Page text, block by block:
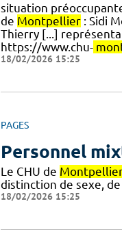
situation
de Montpellier: Sidi
Thierry [...]
https://www.chu-
18/02/2026 15:25
PAGES
Personnel
Le CHU de
distinction de sexe,
18/02/2026 15:25